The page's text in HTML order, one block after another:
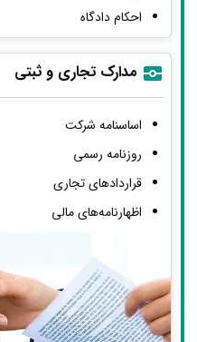
احکام دادگاه
مدارک تجاری و ثبتی
اساسنامه شرکت
روزنامه رسمی
قراردادهای تجاری
اظهارنامه‌های مالی